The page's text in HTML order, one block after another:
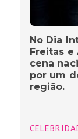
No Dia
Freitas
cena
por um
região.